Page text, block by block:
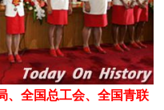
、全国总工会、全国青联